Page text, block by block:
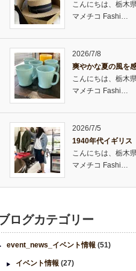
こんにちは、栃木
マメチコ Fashi…
2026/7/8
爽やかな夏の風を
こんにちは、栃木
マメチコ Fashi…
2026/7/5
1940年代イギリ
こんにちは、栃木
マメチコ Fashi…
ログカテゴリー
event_news_イベント情報 (51)
イベント情報 (27)